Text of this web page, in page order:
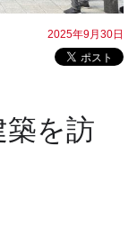
2025年9月30日
築を訪